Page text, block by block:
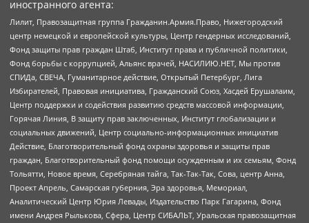
иностранного агента:
Лилит, Правозащитная группа Гражданин.Армия.Право, Нижегородский
центр немецкой и европейской культуры, Центр гендерных исследований,
Фонд защиты прав граждан Штаб, Институт права и публичной политики,
Фонд борьбы с коррупцией, Альянс врачей, НАСИЛИЮ.НЕТ, Мы против
СПИДа, СВЕЧА, Гуманитарное действие, Открытый Петербург, Лига
Избирателей, Правовая инициатива, Гражданский Союз, Хасдей Ерушалаим,
Центр поддержки и содействия развитию средств массовой информации,
Горячая Линия, В защиту прав заключенных, Институт глобализации и
социальных движений, Центр социально-информационных инициатив
Действие, Благотворительный фонд охраны здоровья и защиты прав
граждан, Благотворительный фонд помощи осужденным и их семьям, Фонд
Тольятти, Новое время, Серебряная тайга, Так-Так-Так, Сова, центр Анна,
Проект Апрель, Самарская губерния, Эра здоровья, Мемориал,
Аналитический Центр Юрия Левады, Издательство Парк Гагарина, Фонд
имени Андрея Рылькова, Сфера, Центр СИБАЛЬТ, Уральская правозащитная